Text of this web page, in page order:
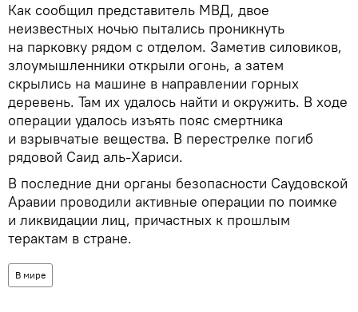
Как сообщил представитель МВД, двое
неизвестных ночью пытались проникнуть
на парковку рядом с отделом. Заметив силовиков,
злоумышленники открыли огонь, а затем
скрылись на машине в направлении горных
деревень. Там их удалось найти и окружить. В ходе
операции удалось изъять пояс смертника
и взрывчатые вещества. В перестрелке погиб
рядовой Саид аль-Хариси.
В последние дни органы безопасности Саудовской
Аравии проводили активные операции по поимке
и ликвидации лиц, причастных к прошлым
терактам в стране.
В мире